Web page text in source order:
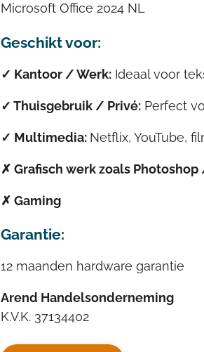
Microsoft Office 2024 NL
Geschikt voor:
✓ Kantoor / Werk: Ideaal voor
✓ Thuisgebruik / Privé: Perfect
✓ Multimedia: Netflix, YouTube,
✗ Grafisch werk zoals
✗ Gaming
Garantie:
12 maanden hardware garantie
Arend Handelsonderneming
K.V.K. 37134402